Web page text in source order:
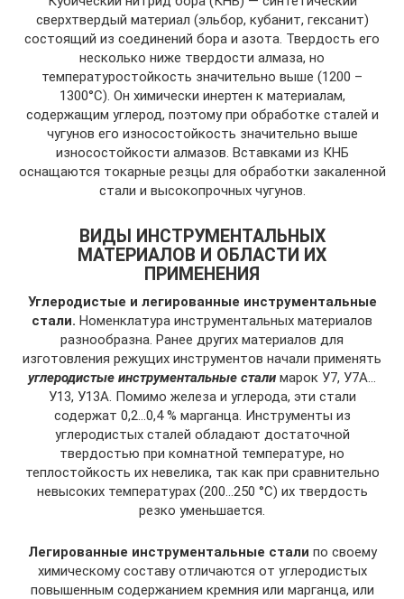
сверхтвердый материал (эльбор, кубанит, гексанит)
состоящий из соединений бора и азота. Твердость его
несколько ниже твердости алмаза, но
температуростойкость значительно выше (1200 –
1300°С). Он химически инертен к материалам,
содержащим углерод, поэтому при обработке сталей и
чугунов его износостойкость значительно выше
износостойкости алмазов. Вставками из КНБ
оснащаются токарные резцы для обработки закаленной
стали и высокопрочных чугунов.
ВИДЫ ИНСТРУМЕНТАЛЬНЫХ
МАТЕРИАЛОВ И ОБЛАСТИ ИХ
ПРИМЕНЕНИЯ
Углеродистые и легированные инструментальные
стали. Номенклатура инструментальных материалов
раз­нообразна. Ранее других материалов для
изготовления режущих инструментов начали применять
углеродистые инструментальные стали марок У7, У7А…
У13, У13А. Помимо железа и углерода, эти стали
содержат 0,2…0,4 % марганца. Инструменты из
углеродистых сталей обладают достаточной
твердостью при комнатной температуре, но
теплостойкость их невелика, так как при сравнительно
невысоких температурах (200…250 °С) их твердость
резко уменьшается.
Легированные инструментальные стали по своему
химическому составу отличаются от углеродистых
повы­шенным содержанием кремния или марганца, или